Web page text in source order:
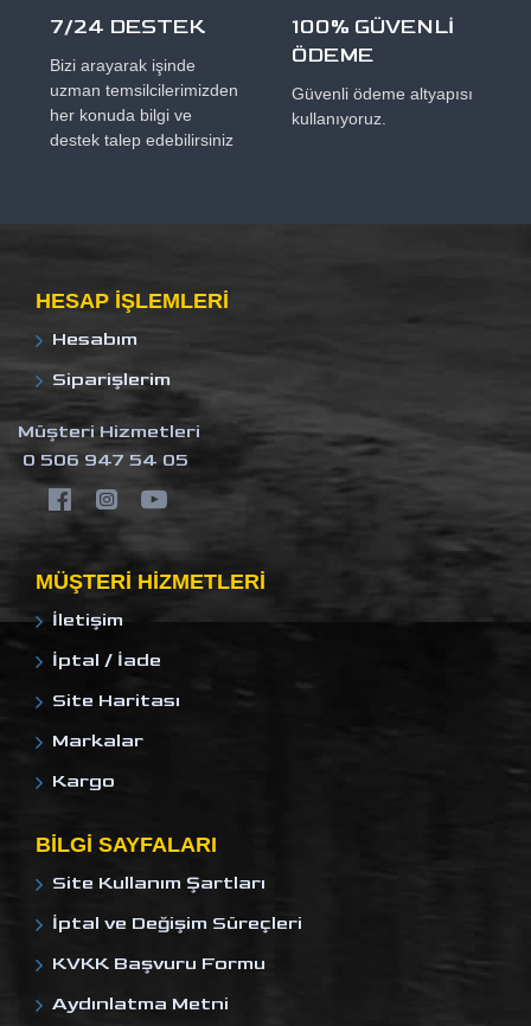
7/24 DESTEK
Bizi arayarak işinde
uzman temsilcilerimizden
her konuda bilgi ve
destek talep edebilirsiniz
100% GÜVENLİ
ÖDEME
Güvenli ödeme altyapısı
kullanıyoruz.
HESAP IŞLEMLERI
Hesabım
Siparişlerim
Müşteri Hizmetleri
0 506 947 54 05
MÜŞTERI HIZMETLERI
İletişim
İptal / İade
Site Haritası
Markalar
Kargo
BILGI SAYFALARI
Site Kullanım Şartları
İptal ve Değişim Süreçleri
KVKK Başvuru Formu
Aydınlatma Metni